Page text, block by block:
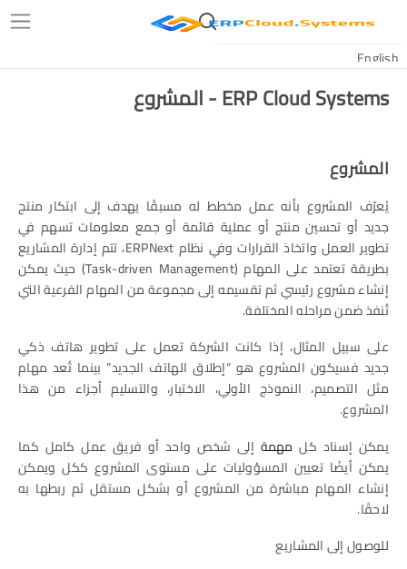
ERP Cloud Systems - المشروع
المشروع
يُعرّف المشروع بأنه عمل مخطط له مسبقًا يهدف إلى ابتكار منتج
جديد أو تحسين منتج أو عملية قائمة أو جمع معلومات تسهم في
تطوير العمل واتخاذ القرارات وفي نظام ERPNext، تتم إدارة المشاريع
بطريقة تعتمد على المهام (Task-driven Management) حيث يمكن
إنشاء مشروع رئيسي ثم تقسيمه إلى مجموعة من المهام الفرعية التي
تُنفذ ضمن مراحله المختلفة.
على سبيل المثال، إذا كانت الشركة تعمل على تطوير هاتف ذكي
جديد فسيكون المشروع هو “إطلاق الهاتف الجديد” بينما تُعد مهام
مثل التصميم، النموذج الأولي، الاختبار، والتسليم أجزاء من هذا
المشروع.
يمكن إسناد كل مهمة إلى شخص واحد أو فريق عمل كامل كما
يمكن أيضًا تعيين المسؤوليات على مستوى المشروع ككل ويمكن
إنشاء المهام مباشرة من المشروع أو بشكل مستقل ثم ربطها به
لاحقًا.
للوصول إلى المشاريع